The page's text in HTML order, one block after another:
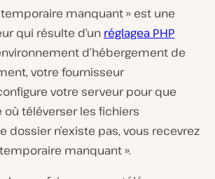
temporaire manquant » est une
qui résulte d’un réglagea PHP
d’hébergement de
votre fournisseur
votre serveur pour que
où téléverser les fichiers
dossier n’existe pas, vous recevrez
manquant ».